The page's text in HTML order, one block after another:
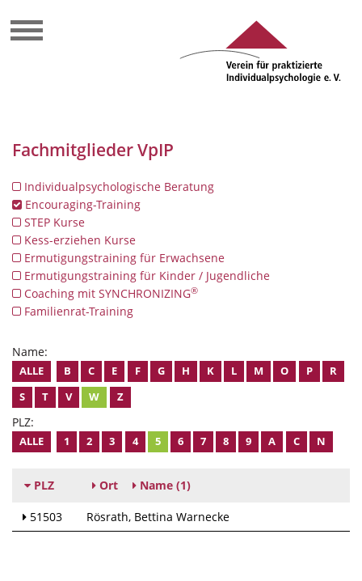
Fachmitglieder VpIP
Individualpsychologische Beratung
Encouraging-Training
STEP Kurse
Kess-erziehen Kurse
Ermutigungstraining für Erwachsene
Ermutigungstraining für Kinder / Jugendliche
Coaching mit SYNCHRONIZING®
Familienrat-Training
Name:
ALLE B C E F G H K L M O P
R
S
T V W Z
PLZ:
ALLE 1 2 3 4 5 6 7 8 9 A C N
PLZ Ort Name (1)
51503 Rösrath Bettina Warnecke